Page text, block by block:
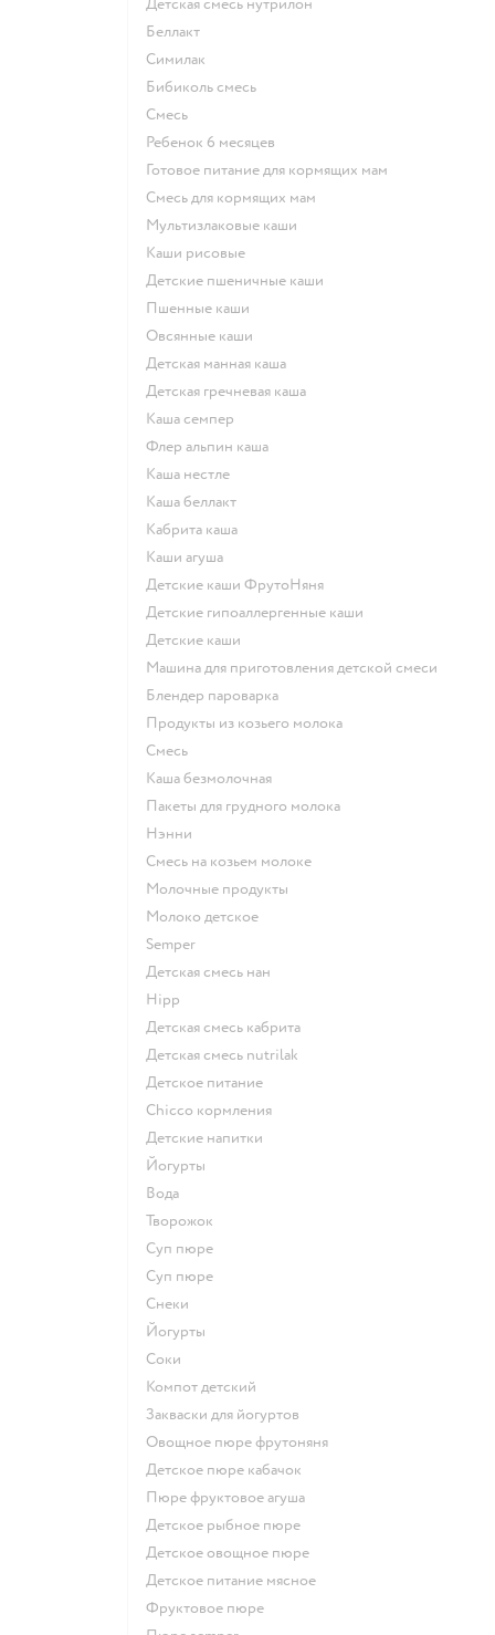
детская смесь нутрилон
беллакт
симилак
бибиколь смесь
смесь
ребенок 6 месяцев
готовое питание для кормящих мам
смесь для кормящих мам
Мультизлаковые каши
Каши рисовые
Детские пшеничные каши
Пшенные каши
овсянные каши
детская манная каша
детская гречневая каша
каша семпер
флер альпин каша
каша нестле
каша беллакт
кабрита каша
каши агуша
Детские каши ФрутоНяня
Детские гипоаллергенные каши
детские каши
машина для приготовления детской смеси
блендер пароварка
продукты из козьего молока
смесь
каша безмолочная
пакеты для грудного молока
нэнни
смесь на козьем молоке
молочные продукты
молоко детское
semper
детская смесь нан
hipp
детская смесь кабрита
детская смесь nutrilak
детское питание
chicco кормления
детские напитки
йогурты
Вода
творожок
суп пюре
суп пюре
Снеки
йогурты
Соки
компот детский
Закваски для йогуртов
овощное пюре фрутоняня
детское пюре кабачок
пюре фруктовое агуша
детское рыбное пюре
детское овощное пюре
детское питание мясное
фруктовое пюре